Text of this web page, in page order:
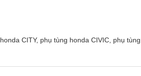
CITY, phụ tùng honda CIVIC, phụ